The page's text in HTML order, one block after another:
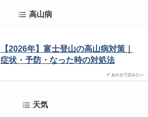
高山病
あわせて読みたい
【2026年】富士登山の高山病対策｜
症状・予防・なった時の対処法
天気